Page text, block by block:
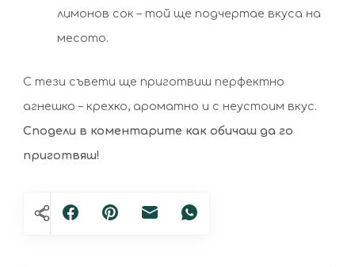
лимонов сок – той ще подчертае вкуса на
месото.
С тези съвети ще приготвиш перфектно
агнешко – крехко, ароматно и с неустоим вкус.
Сподели в коментарите как обичаш да го
приготвяш!